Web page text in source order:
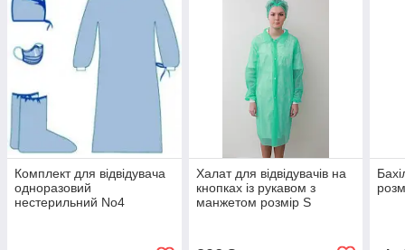
Комплект для відвідувача
одноразовий
нестерильний No4
Халат для відвідувачів на
кнопках із рукавом з
манжетом розмір S